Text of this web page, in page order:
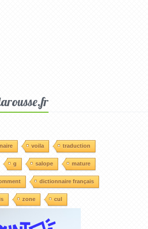
voila traduction
g salope mature
dictionnaire français
zone cul